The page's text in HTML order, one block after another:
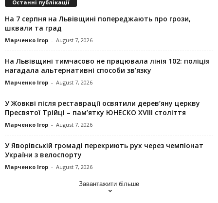
Останні публікації
На 7 серпня на Львівщині попереджають про грози,
шквали та град
Марченко Ігор - August 7, 2026
На Львівщині тимчасово не працювала лінія 102: поліція
нагадала альтернативні способи зв’язку
Марченко Ігор - August 7, 2026
У Жовкві після реставрації освятили дерев’яну церкву
Пресвятої Трійці – пам’ятку ЮНЕСКО XVIII століття
Марченко Ігор - August 7, 2026
У Яворівській громаді перекриють рух через чемпіонат
України з велоспорту
Марченко Ігор - August 7, 2026
Завантажити більше